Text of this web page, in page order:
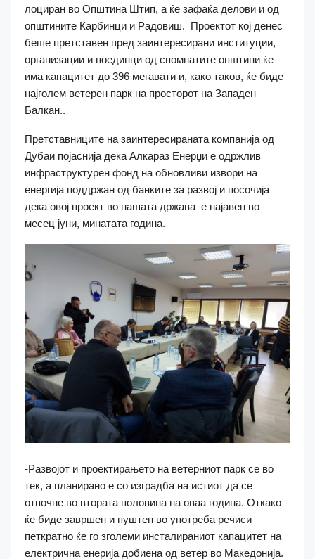
лоциран во Општина Штип, а ќе зафаќа делови и од
општините Карбинци и Радовиш. Проектот кој денес
беше претставен пред заинтересирани институции,
организации и поединци од спомнатите општини ќе
има капацитет до 396 мегавати и, како таков, ќе биде
најголем ветерен парк на просторот на Западен
Балкан..
Претставниците на заинтересираната компанија од
Дубаи појаснија дека Алкараз Енерџи е одржлив
инфраструктурен фонд на обновливи извори на
енергија поддржан од банките за развој и посочија
дека овој проект во нашата држава e најавен во
месец јуни, минатата година.
-Развојот и проектирањето на ветерниот парк се во
тек, а планирано е со изградба на истиот да се
отпочне во втората половина на оваа година. Откако
ќе биде завршен и пуштен во употреба речиси
петкратно ќе го зголеми инсталираниот капацитет на
електрична енерија добиена од ветер во Македонија.